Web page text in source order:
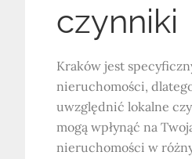
czynniki
Kraków jest
nieruchomości,
uwzględnić lokalne
mogą wpłynąć na
nieruchomości w